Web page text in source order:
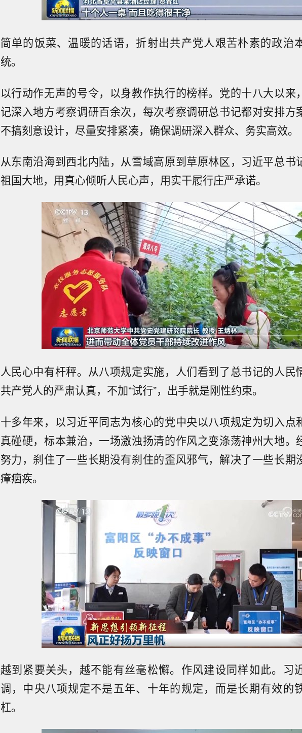
简单的饭菜、温暖的话语，折射出共产党人艰苦朴素的政治
统。
以行动作无声的号令，以身教作执行的榜样。党的十八大以来
记深入地方考察调研百余次，每次考察调研总书记都对安排方
不搞刻意设计，尽量安排紧凑，确保调研深入群众、务实高效。
从东南沿海到西北内陆，从雪域高原到草原林区，习近平总书
祖国大地，用真心倾听人民心声，用实干履行庄严承诺。
人民心中有杆秤。从八项规定实施，人们看到了总书记的人民
共产党人的严肃认真，不加“试行”，出手就是刚性约束。
十多年来，以习近平同志为核心的党中央以八项规定为切入点
真碰硬，标本兼治，一场激浊扬清的作风之变涤荡神州大地。
努力，刹住了一些长期没有刹住的歪风邪气，解决了一些长期
瘴痼疾。
越到紧要关头，越不能有丝毫松懈。作风建设同样如此。习
调，中央八项规定不是五年、十年的规定，而是长期有效的
杠。